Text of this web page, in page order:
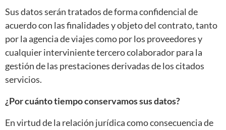
Sus datos serán tratados de forma confidencial de
acuerdo con las finalidades y objeto del contrato, tanto
por la agencia de viajes como por los proveedores y
cualquier interviniente tercero colaborador para la
gestión de las prestaciones derivadas de los citados
servicios.
¿Por cuánto tiempo conservamos sus datos?
En virtud de la relación jurídica como consecuencia de